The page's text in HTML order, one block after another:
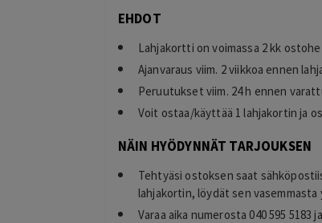
EHDOT
Lahjakortti on voimassa 2 kk
Ajanvaraus viim. 2 viikkoa ennen
Peruutukset viim. 24 h ennen
Voit ostaa/käyttää 1 lahjakortin ja
NÄIN HYÖDYNNÄT TARJOUKSEN
Tehtyäsi ostoksen saat
lahjakortin, löydät sen
Varaa aika numerosta 040 595
Sonja Halonen
2 days ago
Hyvä kokemus kasvohoidosta
lymfabuutseista.